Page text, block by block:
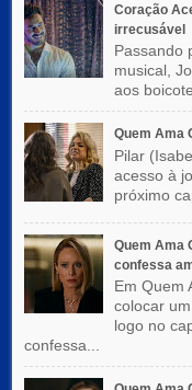
Coração
irrecusável
Passando
musical,
aos
Quem Ama
Pilar
acesso à
próximo
Quem Ama
confessa
Em Quem
colocar
logo no
confessa...